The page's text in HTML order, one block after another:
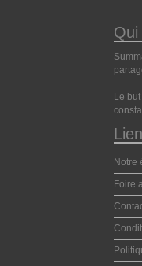
Le
Notre
Foire